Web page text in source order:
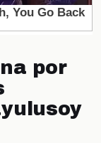
por